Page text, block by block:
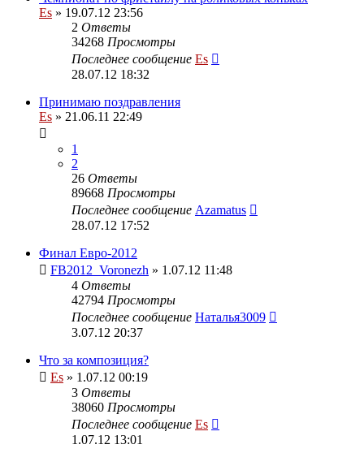
Es » 19.07.12 23:56
2 Ответы
34268 Просмотры
Последнее сообщение Es
28.07.12 18:32
Принимаю поздравления
Es » 21.06.11 22:49
1
2
26 Ответы
89668 Просмотры
Последнее сообщение Azamatus
28.07.12 17:52
Финал Евро-2012
FB2012_Voronezh » 1.07.12 11:48
4 Ответы
42794 Просмотры
Последнее сообщение Наталья3009
3.07.12 20:37
Что за композиция?
Es » 1.07.12 00:19
3 Ответы
38060 Просмотры
Последнее сообщение Es
1.07.12 13:01